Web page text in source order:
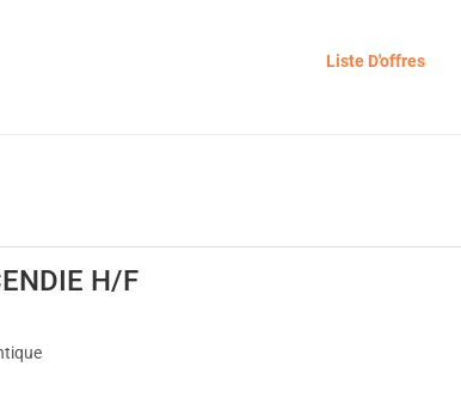
Liste D'offres
H/F(Nouvelle fenêtre)